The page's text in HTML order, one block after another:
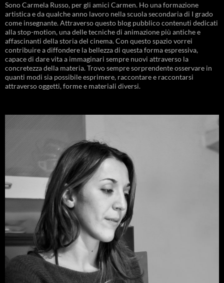
Sono Carmela Russo, per gli amici Carmen. Ho una formazione
artistica e da qualche anno lavoro nella scuola secondaria di I grado
come insegnante. Attraverso questo blog pubblico contenuti dedicati
alla stop-motion, una delle tecniche di animazione più antiche e
affascinanti della storia del cinema. Con questo spazio vorrei
contribuire a diffondere la bellezza di questa forma espressiva,
capace di dare vita a immaginari sempre nuovi attraverso la
concretezza della materia. Trovo sempre sorprendente osservare in
quanti modi sia possibile esprimere, raccontare e raccontarsi
attraverso oggetti, forme e materiali diversi.